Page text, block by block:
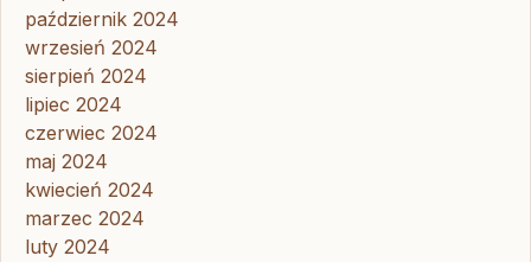
październik 2024
wrzesień 2024
sierpień 2024
lipiec 2024
czerwiec 2024
maj 2024
kwiecień 2024
marzec 2024
luty 2024